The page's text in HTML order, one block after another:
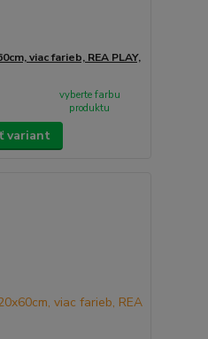
viac farieb, REA PLAY,
vyberte farbu
produktu
variant